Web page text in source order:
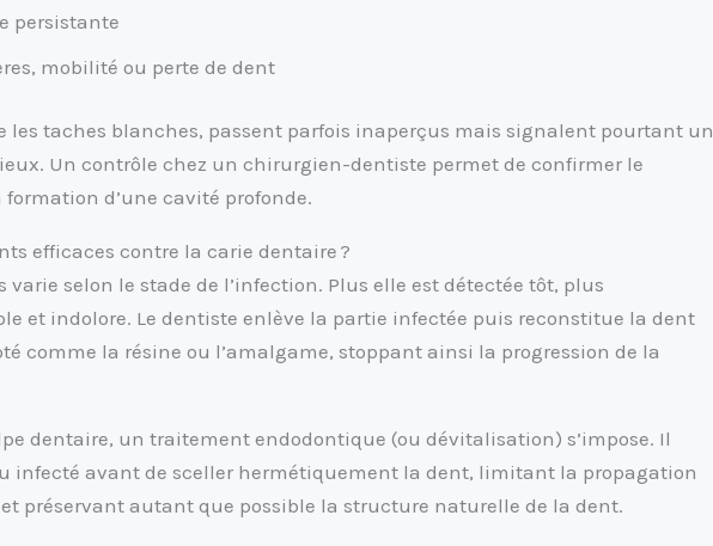
persistante
mobilité ou perte de dent
les taches blanches, passent parfois inaperçus mais signalent pourtant un
Un contrôle chez un chirurgien-dentiste permet de confirmer le
d’une cavité profonde.
efficaces contre la carie dentaire ?
varie selon le stade de l’infection. Plus elle est détectée tôt, plus
et indolore. Le dentiste enlève la partie infectée puis reconstitue la dent
comme la résine ou l’amalgame, stoppant ainsi la progression de la
dentaire, un traitement endodontique (ou dévitalisation) s’impose. Il
infecté avant de sceller hermétiquement la dent, limitant la propagation
préservant autant que possible la structure naturelle de la dent.